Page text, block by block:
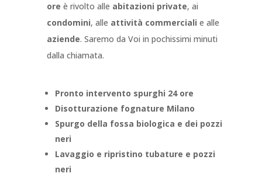
ore è rivolto alle abitazioni private, ai
condomini, alle attività commerciali e alle
aziende. Saremo da Voi in pochissimi minuti
dalla chiamata.
Pronto intervento spurghi 24 ore
Disotturazione fognature Milano
Spurgo della fossa biologica e dei pozzi
neri
Lavaggio e ripristino tubature e pozzi
neri